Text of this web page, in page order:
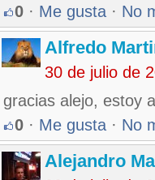
0 · Me gusta · No
Alfredo
30 de julio de
gracias alejo, estoy
0 · Me gusta · No
Alejandro